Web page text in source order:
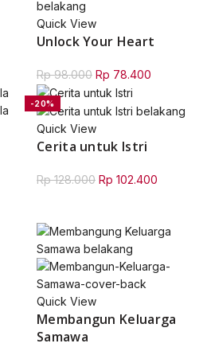
Quick View
Unlock Your Heart
Rp98.000 Original
price
was:
Rp 98.000.
Rp 78.400
is:
-20%
Quick View
Cerita untuk Istri
Rp128.000 Original
Rp 128.000.
Rp 102.400
Rp
Quick View
Membangun Keluarga
Samawa